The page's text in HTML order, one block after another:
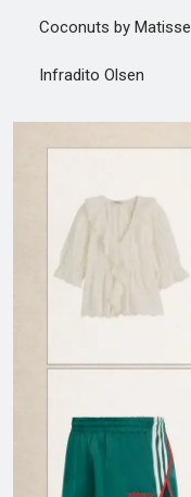
Coconuts by Matisse
Infradito Olsen